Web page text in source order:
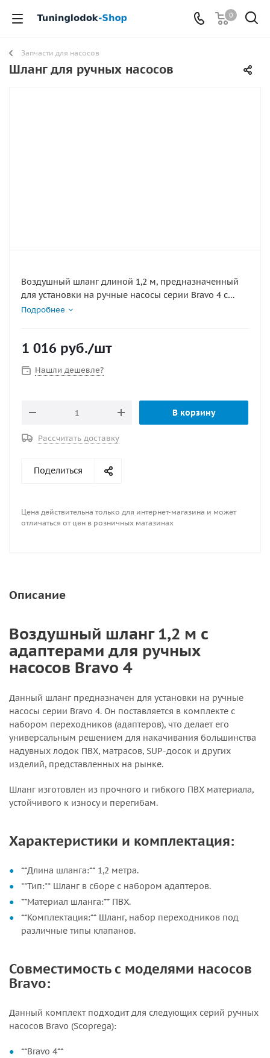
0
Запчасти для насосов
Шланг для ручных насосов
Воздушный шланг длиной 1,2 м, предназначенный
для установки на ручные насосы серии Bravo 4 с
комплектом переходников для различных
Подробнее
1 016 руб./шт
Нашли дешевле?
В корзину
Рассчитать доставку
Поделиться
Цена действительна только для интернет-магазина и может
отличаться от цен в розничных магазинах
Описание
Воздушный шланг 1,2 м с
адаптерами для ручных
насосов Bravo 4
Данный шланг предназначен для установки на ручные
насосы серии Bravo 4. Он поставляется в комплекте с
набором переходников (адаптеров), что делает его
универсальным решением для накачивания большинства
надувных лодок ПВХ, матрасов, SUP-досок и других
изделий, представленных на рынке.
Шланг изготовлен из прочного и гибкого ПВХ материала,
устойчивого к износу и перегибам.
Характеристики и комплектация:
**Длина шланга:** 1,2 метра.
**Тип:** Шланг в сборе с набором адаптеров.
**Материал шланга:** ПВХ.
**Комплектация:** Шланг, набор переходников под
различные типы клапанов.
Совместимость с моделями насосов
Bravo:
Данный комплект подходит для следующих серий ручных
насосов Bravo (Scoprega):
**Bravo 4**